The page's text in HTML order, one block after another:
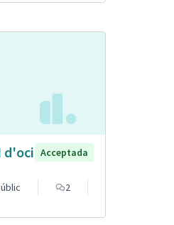
d'oci Acceptada
2